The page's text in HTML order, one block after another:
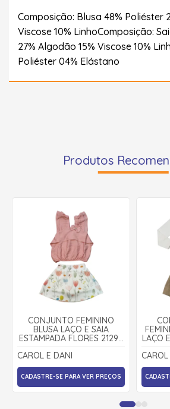
Composição: Blusa 48% Poliéster
Viscose 10% LinhoComposição:
27% Algodão 15% Viscose 10%
Poliéster 04% Elástano
Produtos
CONJUNTO FEMININO
BLUSA LAÇO E SAIA
ESTAMPADA FLORES 2129A
- CAROL E DANI
CAROL E DANI
CADASTRE-SE PARA VER PREÇOS
LAÇO